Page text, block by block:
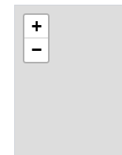
+
−